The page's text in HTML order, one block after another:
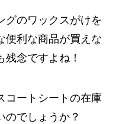
グのワックスがけを
便利な商品が買えな
残念ですよね！
コートシートの在庫
のでしょうか？